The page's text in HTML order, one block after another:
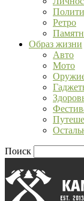
Ретро
Образ жизни
Авто
Мото
Поиск